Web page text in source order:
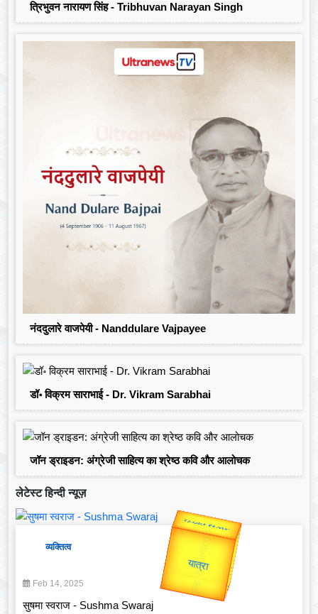
त्रिभुवन नारायण सिंह - Tribhuvan Narayan Singh
नंददुलारे वाजपेयी - Nanddulare Vajpayee
डॉ॰ विक्रम साराभाई - Dr. Vikram Sarabhai
जॉन ड्राइडन: अंग्रेजी साहित्य का श्रेष्ठ कवि और आलोचक
लेटेस्ट हिन्दी न्यूज़
व्यक्तित्व
Feb 14, 2025
सुषमा स्वराज - Sushma Swaraj
Valentine's